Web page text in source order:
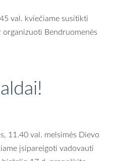
val. kviečiame susitikti
Bendruomenės
11.40 val. melsimės Dievo
įsipareigoti vadovauti